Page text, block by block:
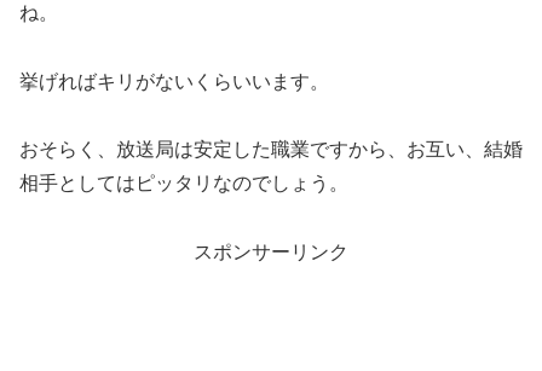
ね。
挙げればキリがないくらいいます。
おそらく、放送局は安定した職業ですから、お互い、結婚
相手としてはピッタリなのでしょう。
スポンサーリンク